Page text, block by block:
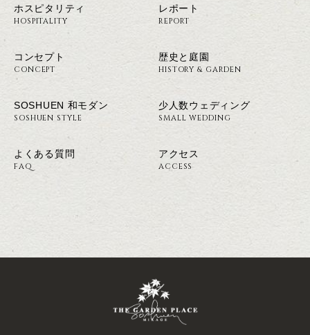
ホスピタリティ
HOSPITALITY
レポート
REPORT
コンセプト
CONCEPT
歴史と庭園
HISTORY & GARDEN
SOSHUEN 和モダン
SOSHUEN STYLE
少人数ウェディング
SMALL WEDDING
よくある質問
FAQ
アクセス
ACCESS